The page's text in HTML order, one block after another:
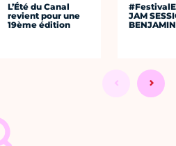
L’Été du Canal
revient pour une
19ème édition
JAM